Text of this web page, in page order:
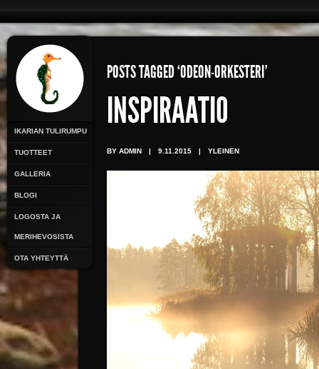
IKARIAN TULIRUMPU
TUOTTEET
GALLERIA
BLOGI
LOGOSTA JA
MERIHEVOSISTA
OTA YHTEYTTÄ
POSTS TAGGED ‘ODEON-ORKESTERI’
INSPIRAATIO
BY ADMIN | 9.11.2015 | YLEINEN